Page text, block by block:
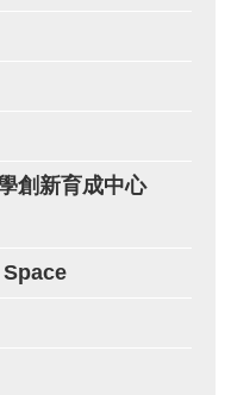
創新育成中心
Space